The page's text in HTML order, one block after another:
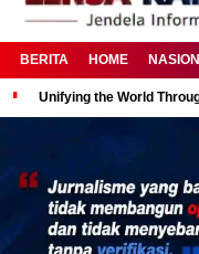
BERITA HOME
Unifying the World